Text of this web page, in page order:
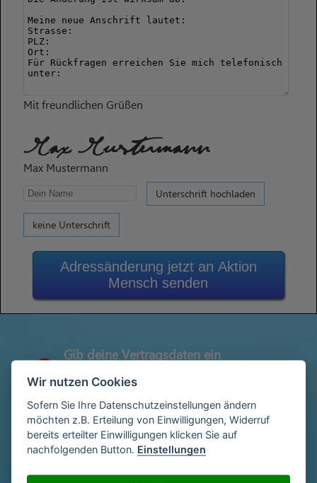
Mit freundlichen Grüßen
Max Mustermann
Max Mustermann
Unterschrift hochladen
keine Unterschrift
Adressänderung jetzt an Aktion
Mensch senden
Gib deine Vertragsdaten ein
Abrechnung)
2
Gib deinen Namen und deine Adresse
ein
Wir nutzen Cookies
Sofern Sie Ihre Datenschutzeinstellungen ändern
möchten z.B. Erteilung von Einwilligungen, Widerruf
bereits erteilter Einwilligungen klicken Sie auf
nachfolgenden Button. Einstellungen